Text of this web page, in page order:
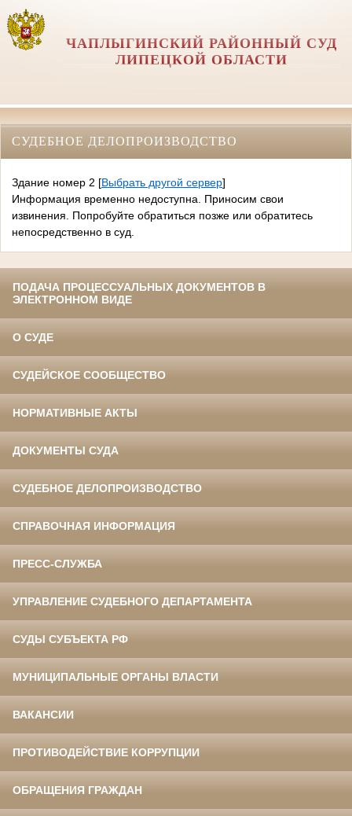
ЧАПЛЫГИНСКИЙ РАЙОННЫЙ СУД
ЛИПЕЦКОЙ ОБЛАСТИ
СУДЕБНОЕ ДЕЛОПРОИЗВОДСТВО
Здание номер 2 [Выбрать другой сервер]
Информация временно недоступна. Приносим свои
извинения. Попробуйте обратиться позже или обратитесь
непосредственно в суд.
ПОДАЧА ПРОЦЕССУАЛЬНЫХ ДОКУМЕНТОВ В
ЭЛЕКТРОННОМ ВИДЕ
О СУДЕ
СУДЕЙСКОЕ СООБЩЕСТВО
НОРМАТИВНЫЕ АКТЫ
ДОКУМЕНТЫ СУДА
СУДЕБНОЕ ДЕЛОПРОИЗВОДСТВО
СПРАВОЧНАЯ ИНФОРМАЦИЯ
ПРЕСС-СЛУЖБА
УПРАВЛЕНИЕ СУДЕБНОГО ДЕПАРТАМЕНТА
СУДЫ СУБЪЕКТА РФ
МУНИЦИПАЛЬНЫЕ ОРГАНЫ ВЛАСТИ
ВАКАНСИИ
ПРОТИВОДЕЙСТВИЕ КОРРУПЦИИ
ОБРАЩЕНИЯ ГРАЖДАН